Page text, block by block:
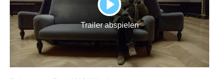
Filmpakete
Gutscheine
& Filmpässe
Account
PLAY
Trailer abspielen